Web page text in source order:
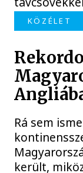
KÖZÉLET
Rá sem
került,